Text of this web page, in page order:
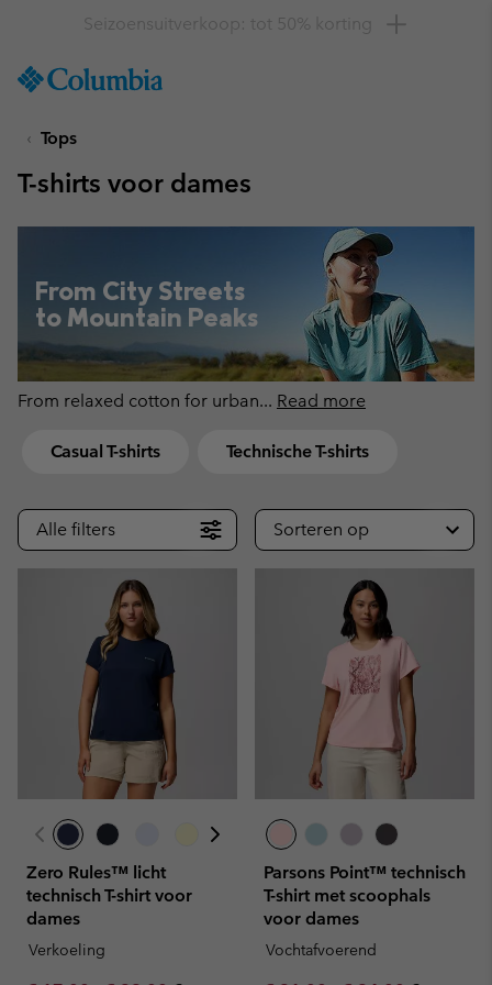
TO
SKIP
MAIN
SEARCH
Krijg 10% korting
Tops
T-shirts voor dames
From City Streets
to Mountain Peaks
From relaxed cotton for urban... Read more
Casual T-shirts Technische T-shirts
Alle filters Sorteren op
Zero Rules™ licht
technisch T-shirt voor
dames
Verkoeling
Parsons Point™ technisch
T-shirt met scoophals
voor dames
Vochtafvoerend